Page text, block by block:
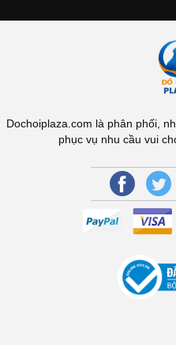
Dochoiplaza.com là phân phối,
phục vụ nhu cầu vui